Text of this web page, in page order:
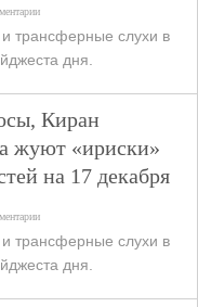
трансферные слухи в
дня.
Киран
жуют «ириски»
на 17 декабря
трансферные слухи в
дня.